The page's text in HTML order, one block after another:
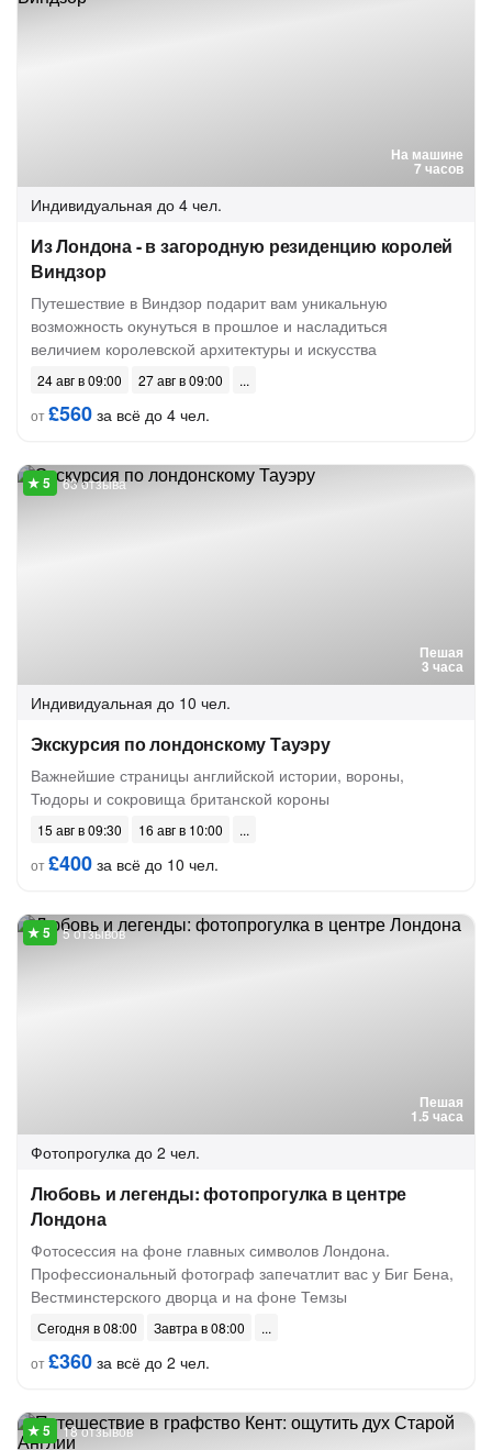
На машине
7 часов
Индивидуальная до 4 чел.
Из Лондона - в загородную резиденцию королей
Виндзор
Путешествие в Виндзор подарит вам уникальную
возможность окунуться в прошлое и насладиться
величием королевской архитектуры и искусства
24 авг в 09:00
27 авг в 09:00
от£560 за всё до 4 чел.
Пешая
3 часа
63 отзыва
Индивидуальная до 10 чел.
Экскурсия по лондонскому Тауэру
Важнейшие страницы английской истории, вороны,
Тюдоры и сокровища британской короны
15 авг в 09:30
16 авг в 10:00
от£400 за всё до 10 чел.
Пешая
1.5 часа
5 отзывов
Фотопрогулка до 2 чел.
Любовь и легенды: фотопрогулка в центре
Лондона
Фотосессия на фоне главных символов Лондона.
Профессиональный фотограф запечатлит вас у Биг Бена,
Вестминстерского дворца и на фоне Темзы
Сегодня в 08:00
Завтра в 08:00
от£360 за всё до 2 чел.
18 отзывов